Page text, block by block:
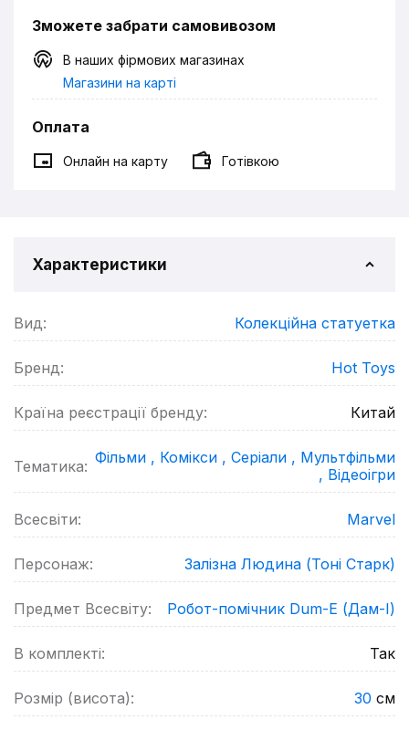
Зможете забрати самовивозом
В наших фірмових магазинах
Магазини на карті
Оплата
Онлайн на карту Готівкою
Характеристики
Вид: Колекційна статуетка
Бренд: Hot Toys
Країна реєстрації бренду: Китай
Тематика: Фільми , Комікси , Серіали , Мультфільми
, Відеоігри
Всесвіти: Marvel
Персонаж: Залізна Людина (Тоні Старк)
Предмет Всесвіту: Робот-помічник Dum-E (Дам-І)
В комплекті: Так
Розмір (висота): 30 см